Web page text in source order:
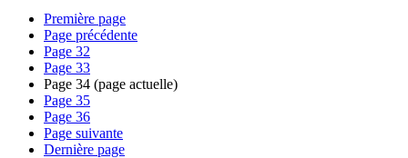
Première page
Page précédente
Page 32
Page 33
Page 34 (page actuelle)
Page 35
Page 36
Page suivante
Dernière page